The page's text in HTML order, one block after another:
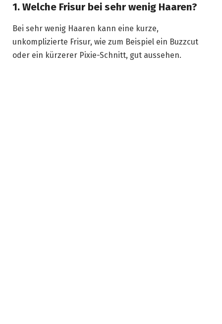
1. Welche Frisur bei sehr wenig Haaren?
Bei sehr wenig Haaren kann eine kurze,
unkomplizierte Frisur, wie zum Beispiel ein Buzzcut
oder ein kürzerer Pixie-Schnitt, gut aussehen.